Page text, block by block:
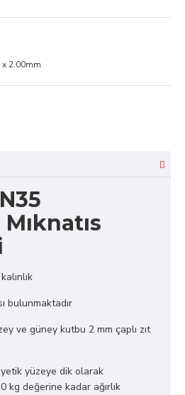
2.00mm
bulunmaktadır
ve güney kutbu 2 mm çaplı zıt
yüzeye dik olarak
kg değerine kadar ağırlık